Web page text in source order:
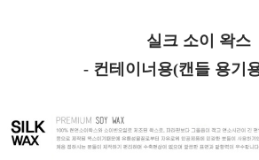
실크 소이 왁스
- 컨테이너용(캔들 용기